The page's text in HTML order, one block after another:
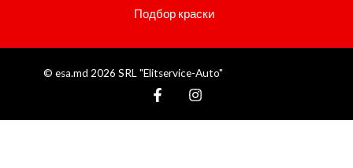
Подбор краски
© esa.md 2026 SRL "Elitservice-Auto"